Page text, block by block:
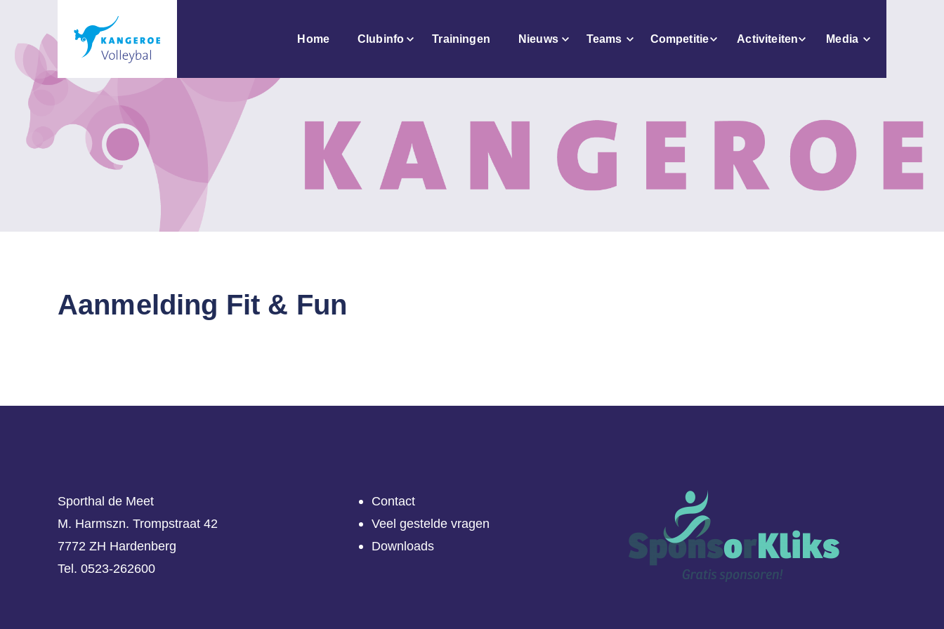
Home Clubinfo Trainingen Nieuws Teams Competitie Activiteiten Media
Aanmelding Fit & Fun
Sporthal de Meet
M. Harmszn. Trompstraat 42
7772 ZH Hardenberg
Tel. 0523-262600
Contact
Veel gestelde vragen
Downloads